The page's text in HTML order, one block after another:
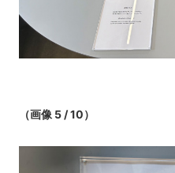
（画像 5 / 10）